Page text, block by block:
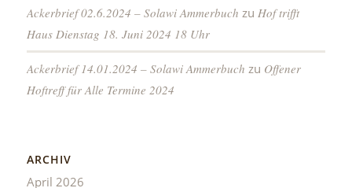
Ackerbrief 02.6.2024 – Solawi Ammerbuch zu Hof trifft
Haus Dienstag 18. Juni 2024 18 Uhr
Ackerbrief 14.01.2024 – Solawi Ammerbuch zu Offener
Hoftreff für Alle Termine 2024
ARCHIV
April 2026